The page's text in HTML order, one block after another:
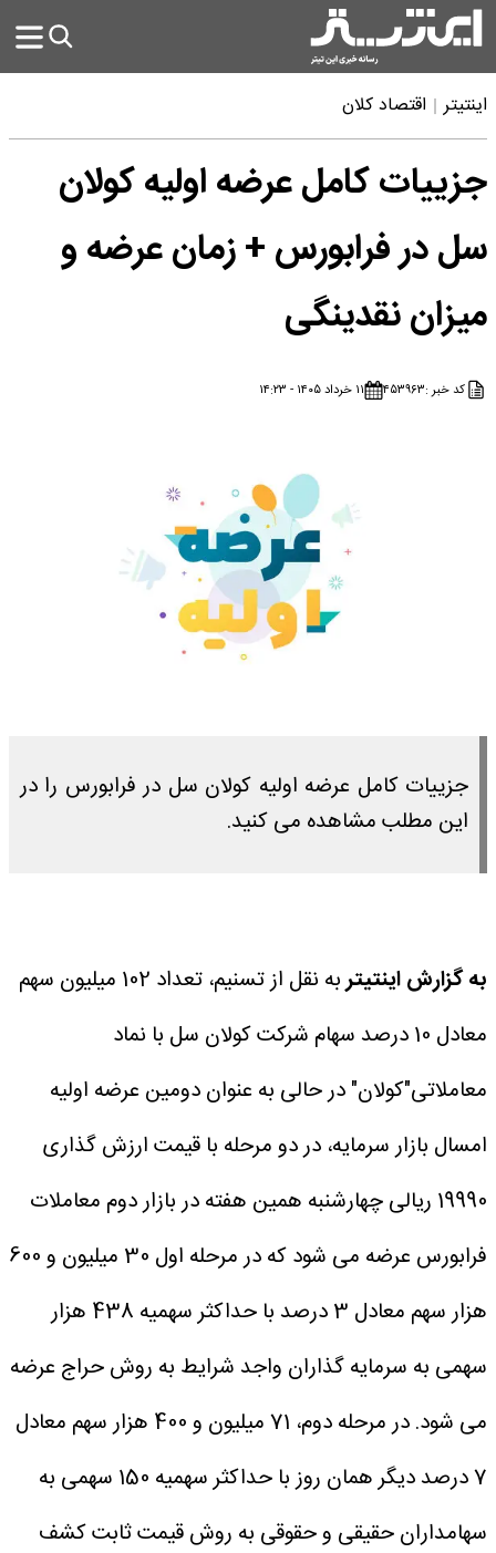
اینتیتر اقتصاد کلان
جزییات کامل عرضه اولیه کولان
سل در فرابورس + زمان عرضه و
میزان نقدینگی
کد خبر :۴۵۳۹۶۳ ۱۱ خرداد ۱۴۰۵ - ۱۴:۲۳
جزییات کامل عرضه اولیه کولان سل در فرابورس را در
این مطلب مشاهده می کنید.
به گزارش اینتیتر
به نقل از تسنیم، تعداد 102 میلیون سهم
معادل 10 درصد سهام شرکت کولان سل با نماد
معاملاتی"کولان" در حالی به عنوان دومین عرضه اولیه
امسال بازار سرمایه، در دو مرحله با قیمت ارزش گذاری
19990 ریالی چهارشنبه همین هفته در بازار دوم معاملات
فرابورس عرضه می شود که در مرحله اول 30 میلیون و 600
هزار سهم معادل 3 درصد با حداکثر سهمیه 438 هزار
سهمی به سرمایه گذاران واجد شرایط به روش حراج عرضه
می شود.
در مرحله دوم، 71 میلیون و 400 هزار سهم معادل
7 درصد دیگر همان روز با حداکثر سهمیه 150 سهمی به
سهامداران حقیقی و حقوقی به روش قیمت ثابت کشف